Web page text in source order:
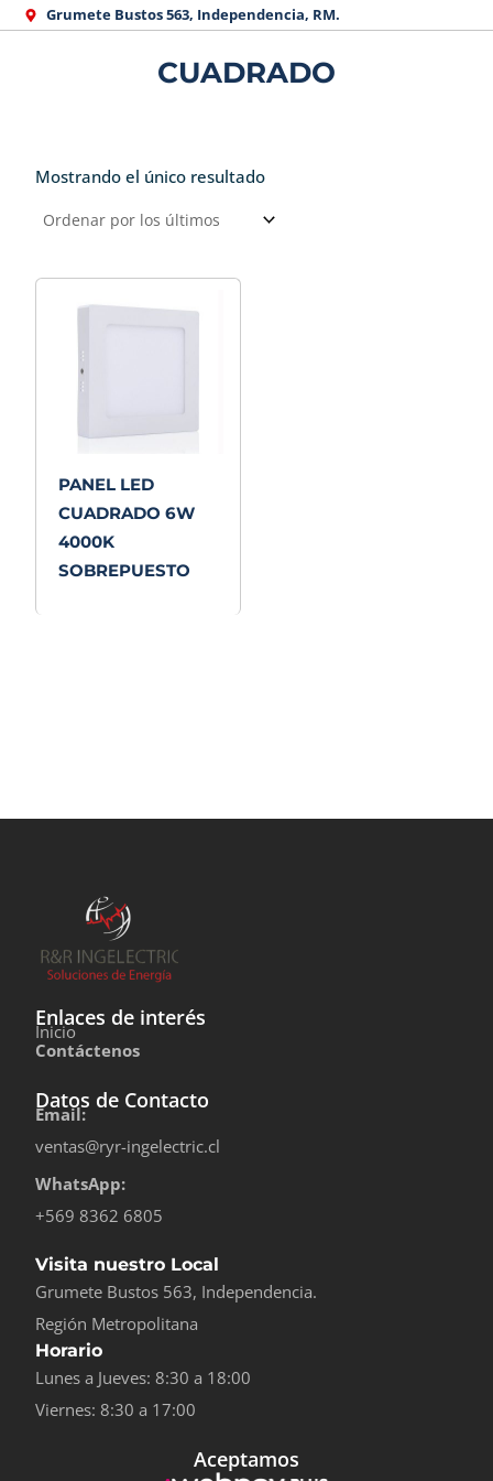
Grumete Bustos 563, Independencia, RM.
CUADRADO
Mostrando el único resultado
PANEL LED
CUADRADO 6W
4000K
SOBREPUESTO
Enlaces de interés
Inicio
Contáctenos
Datos de Contacto
Email:
ventas@ryr-ingelectric.cl
WhatsApp:
+569 8362 6805
Visita nuestro Local
Grumete Bustos 563, Independencia.
Región Metropolitana
Horario
Lunes a Jueves: 8:30 a 18:00
Viernes: 8:30 a 17:00
Aceptamos